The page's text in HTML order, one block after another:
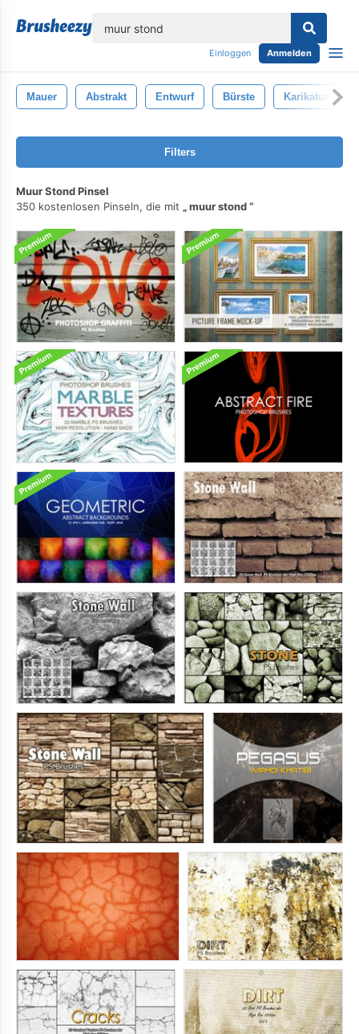
Einloggen Anmelden
Mauer Abstrakt Entwurf Bürste Karikatur
Filters
Muur Stond Pinsel
350 kostenlosen Pinseln, die mit
muur stond